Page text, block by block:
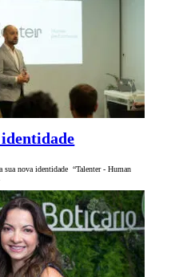
sua nova identidade “Talenter - Human